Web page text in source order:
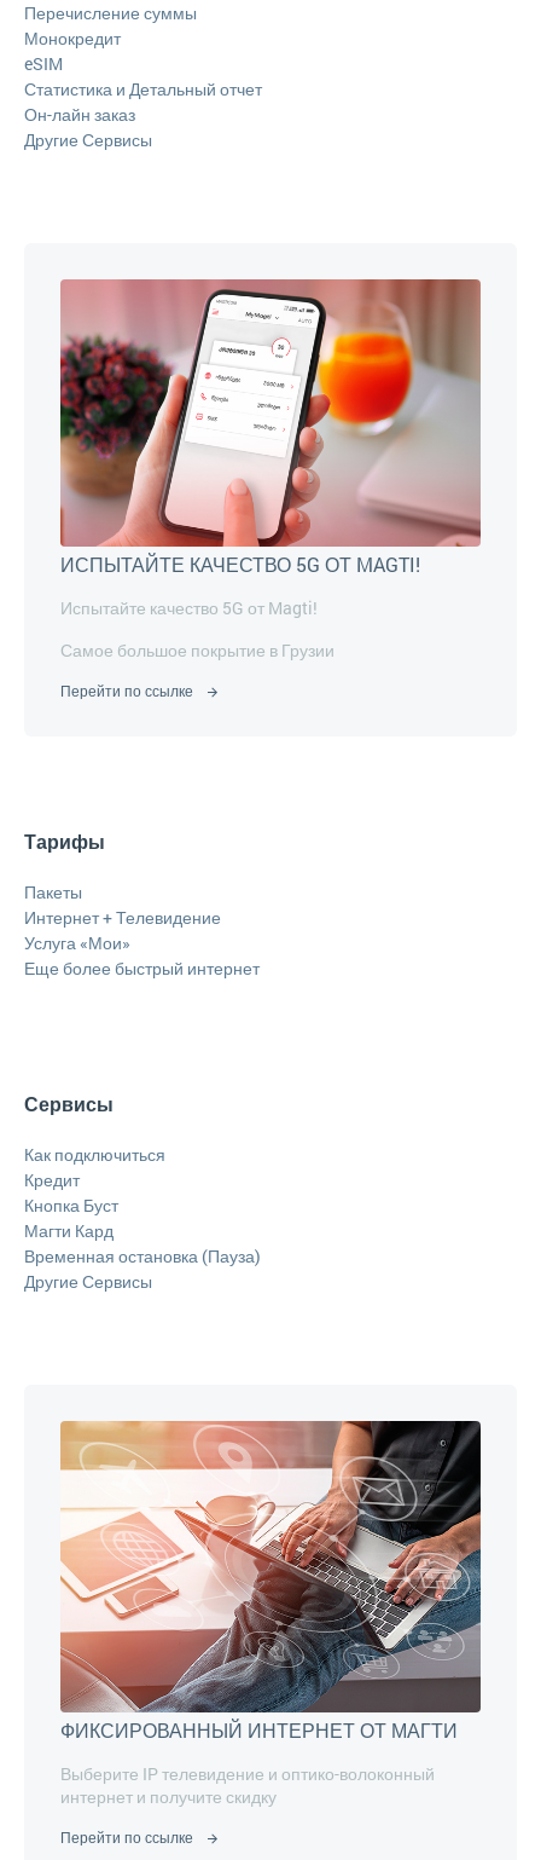
Перечисление суммы
Монокредит
eSIM
Статистика и Детальный отчет
Он-лайн заказ
Другие Сервисы
ИСПЫТАЙТЕ КАЧЕСТВО 5G ОТ MAGTI!
Испытайте качество 5G от Magti!
Самое большое покрытие в Грузии
Перейти по ссылке
Тарифы
Пакеты
Интернет + Телевидение
Услуга «Мои»
Еще более быстрый интернет
Сервисы
Как подключиться
Кредит
Кнопка Буст
Магти Кард
Временная остановка (Пауза)
Другие Сервисы
ФИКСИРОВАННЫЙ ИНТЕРНЕТ ОТ МАГТИ
Выберите IP телевидение и оптико-волоконный
интернет и получите скидку
Перейти по ссылке